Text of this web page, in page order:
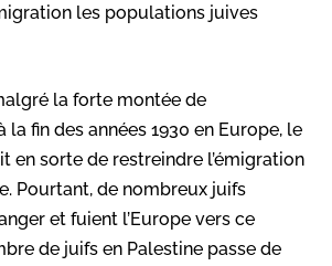
les populations juives
la forte montée de
la fin des années 1930 en Europe, le
en sorte de restreindre l’émigration
Pourtant, de nombreux juifs
et fuient l’Europe vers ce
de juifs en Palestine passe de